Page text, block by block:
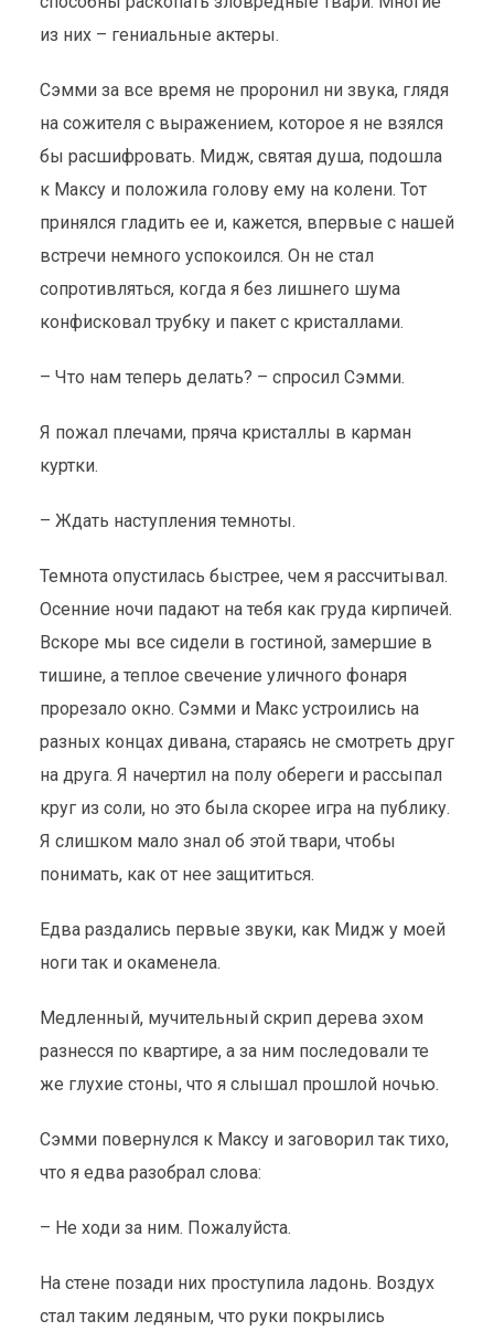
из них – гениальные актеры.
Сэмми за все время не проронил ни звука, глядя
на сожителя с выражением, которое я не взялся
бы расшифровать. Мидж, святая душа, подошла
к Максу и положила голову ему на колени. Тот
принялся гладить ее и, кажется, впервые с нашей
встречи немного успокоился. Он не стал
сопротивляться, когда я без лишнего шума
конфисковал трубку и пакет с кристаллами.
– Что нам теперь делать? – спросил Сэмми.
Я пожал плечами, пряча кристаллы в карман
куртки.
– Ждать наступления темноты.
Темнота опустилась быстрее, чем я рассчитывал.
Осенние ночи падают на тебя как груда кирпичей.
Вскоре мы все сидели в гостиной, замершие в
тишине, а теплое свечение уличного фонаря
прорезало окно. Сэмми и Макс устроились на
разных концах дивана, стараясь не смотреть друг
на друга. Я начертил на полу обереги и рассыпал
круг из соли, но это была скорее игра на публику.
Я слишком мало знал об этой твари, чтобы
понимать, как от нее защититься.
Едва раздались первые звуки, как Мидж у моей
ноги так и окаменела.
Медленный, мучительный скрип дерева эхом
разнесся по квартире, а за ним последовали те
же глухие стоны, что я слышал прошлой ночью.
Сэмми повернулся к Максу и заговорил так тихо,
что я едва разобрал слова:
– Не ходи за ним. Пожалуйста.
На стене позади них проступила ладонь. Воздух
стал таким ледяным, что руки покрылись